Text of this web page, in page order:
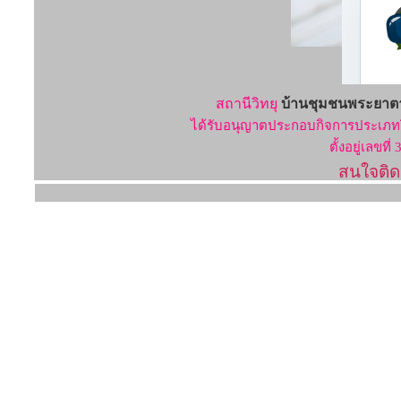
สถานีวิทยุ บ้านชุมชนพระยาต
ได้รับอนุญาตประกอบกิจการประเภ
ตั้งอยู่เลขที่
สนใจติ